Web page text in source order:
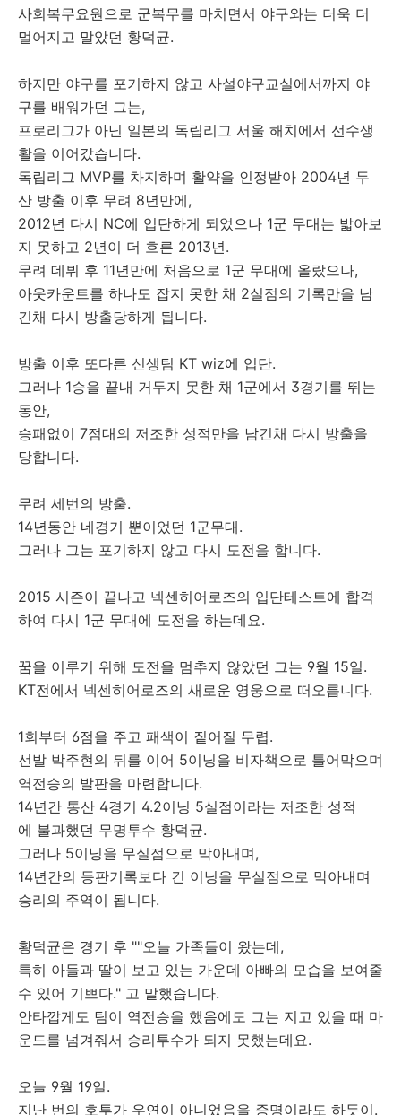
사회복무요원으로 군복무를 마치면서 야구와는 더욱 더
멀어지고 말았던 황덕균.
하지만 야구를 포기하지 않고 사설야구교실에서까지 야
구를 배워가던 그는,
프로리그가 아닌 일본의 독립리그 서울 해치에서 선수생
활을 이어갔습니다.
독립리그 MVP를 차지하며 활약을 인정받아 2004년 두
산 방출 이후 무려 8년만에,
2012년 다시 NC에 입단하게 되었으나 1군 무대는 밟아보
지 못하고 2년이 더 흐른 2013년.
무려 데뷔 후 11년만에 처음으로 1군 무대에 올랐으나,
아웃카운트를 하나도 잡지 못한 채 2실점의 기록만을 남
긴채 다시 방출당하게 됩니다.
방출 이후 또다른 신생팀 KT wiz에 입단.
그러나 1승을 끝내 거두지 못한 채 1군에서 3경기를 뛰는
동안,
승패없이 7점대의 저조한 성적만을 남긴채 다시 방출을
당합니다.
무려 세번의 방출.
14년동안 네경기 뿐이었던 1군무대.
그러나 그는 포기하지 않고 다시 도전을 합니다.
2015 시즌이 끝나고 넥센히어로즈의 입단테스트에 합격
하여 다시 1군 무대에 도전을 하는데요.
꿈을 이루기 위해 도전을 멈추지 않았던 그는 9월 15일.
KT전에서 넥센히어로즈의 새로운 영웅으로 떠오릅니다.
1회부터 6점을 주고 패색이 짙어질 무렵.
선발 박주현의 뒤를 이어 5이닝을 비자책으로 틀어막으며
역전승의 발판을 마련합니다.
14년간 통산 4경기 4.2이닝 5실점이라는 저조한 성적
에 불과했던 무명투수 황덕균.
그러나 5이닝을 무실점으로 막아내며,
14년간의 등판기록보다 긴 이닝을 무실점으로 막아내며
승리의 주역이 됩니다.
황덕균은 경기 후 ""오늘 가족들이 왔는데,
특히 아들과 딸이 보고 있는 가운데 아빠의 모습을 보여줄
수 있어 기쁘다." 고 말했습니다.
안타깝게도 팀이 역전승을 했음에도 그는 지고 있을 때 마
운드를 넘겨줘서 승리투수가 되지 못했는데요.
오늘 9월 19일.
지난 번의 호투가 우연이 아니었음을 증명이라도 하듯이.